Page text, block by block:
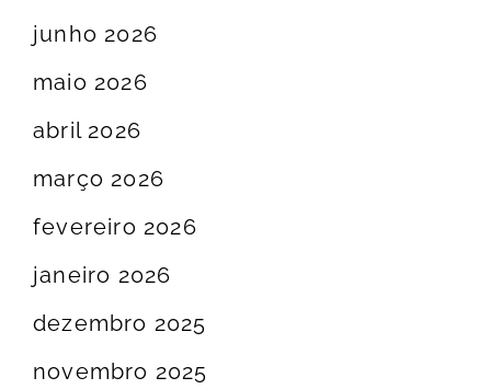
junho 2026
maio 2026
abril 2026
março 2026
fevereiro 2026
janeiro 2026
dezembro 2025
novembro 2025